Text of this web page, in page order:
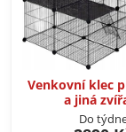
Venkovní klec
a jiná
Do